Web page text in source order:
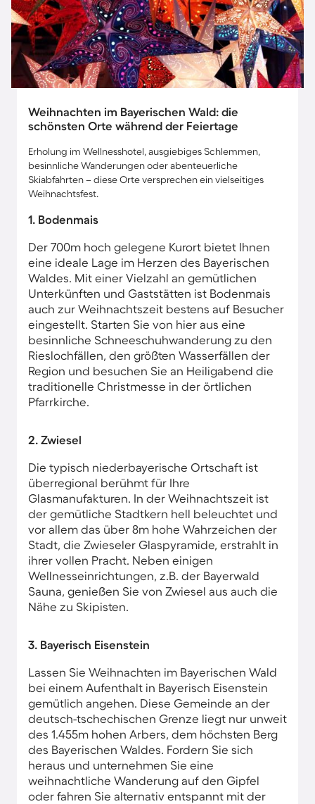
Weihnachten im Bayerischen Wald: die
schönsten Orte während der Feiertage
Erholung im Wellnesshotel, ausgiebiges Schlemmen,
besinnliche Wanderungen oder abenteuerliche
Skiabfahrten – diese Orte versprechen ein vielseitiges
Weihnachtsfest.
1. Bodenmais
Der 700m hoch gelegene Kurort bietet Ihnen
eine ideale Lage im Herzen des Bayerischen
Waldes. Mit einer Vielzahl an gemütlichen
Unterkünften und Gaststätten ist Bodenmais
auch zur Weihnachtszeit bestens auf Besucher
eingestellt. Starten Sie von hier aus eine
besinnliche Schneeschuhwanderung zu den
Rieslochfällen, den größten Wasserfällen der
Region und besuchen Sie an Heiligabend die
traditionelle Christmesse in der örtlichen
Pfarrkirche.
2. Zwiesel
Die typisch niederbayerische Ortschaft ist
überregional berühmt für Ihre
Glasmanufakturen. In der Weihnachtszeit ist
der gemütliche Stadtkern hell beleuchtet und
vor allem das über 8m hohe Wahrzeichen der
Stadt, die Zwieseler Glaspyramide, erstrahlt in
ihrer vollen Pracht. Neben einigen
Wellnesseinrichtungen, z.B. der Bayerwald
Sauna, genießen Sie von Zwiesel aus auch die
Nähe zu Skipisten.
3. Bayerisch Eisenstein
Lassen Sie Weihnachten im Bayerischen Wald
bei einem Aufenthalt in Bayerisch Eisenstein
gemütlich angehen. Diese Gemeinde an der
deutsch-tschechischen Grenze liegt nur unweit
des 1.455m hohen Arbers, dem höchsten Berg
des Bayerischen Waldes. Fordern Sie sich
heraus und unternehmen Sie eine
weihnachtliche Wanderung auf den Gipfel
oder fahren Sie alternativ entspannt mit der